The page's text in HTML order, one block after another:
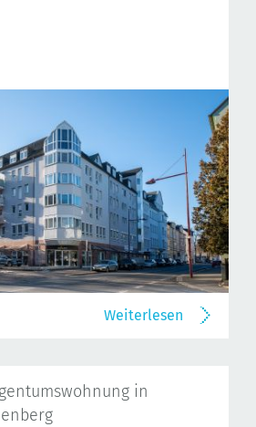
Weiterlesen
in